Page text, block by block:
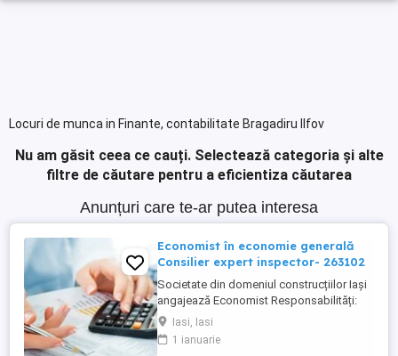
Locuri de munca in Finante, contabilitate Bragadiru Ilfov
Nu am găsit ceea ce cauți. Selectează categoria și alte
filtre de căutare pentru a eficientiza căutarea
Anunțuri care te-ar putea interesa
Economist în economie generală
Consilier expert inspector- 263102
Societate din domeniul construcțiilor Iași
angajează Economist Responsabilități:
Înregistrarea și verificarea documentelor
contabile (facturi, bonuri, chitanțe, NIR-uri,
deconturi) Operarea și reconcilierea
Iasi, Iasi
1 ianuarie